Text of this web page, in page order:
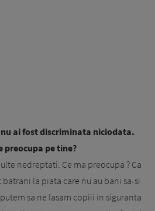
ai fost discriminata niciodata.
preocupa pe tine?
nedreptati. Ce ma preocupa ? Ca
la piata care nu au bani sa-si
sa ne lasam copiii in siguranta